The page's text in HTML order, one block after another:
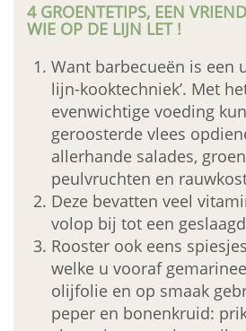
4 GROENTETIPS, EEN
WIE OP DE LIJN LET !
Want barbecueën is een
lijn-kooktechniek’. Met
evenwichtige voeding
geroosterde vlees
allerhande salades,
peulvruchten en
Deze bevatten veel
volop bij tot een
Rooster ook eens
welke u vooraf
olijfolie en op smaak
peper en bonenkruid: